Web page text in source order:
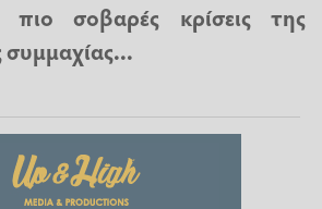
σοβαρές κρίσεις της
συμμαχίας...